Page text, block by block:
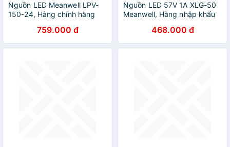
Nguồn LED Meanwell LPV-
150-24, Hàng chính hãng
759.000 đ
Nguồn LED 57V 1A XLG-50
Meanwell, Hàng nhập khẩu
468.000 đ